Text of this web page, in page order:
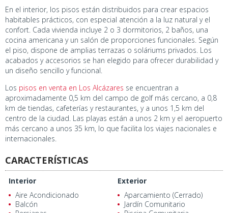
En el interior, los pisos están distribuidos para crear espacios
habitables prácticos, con especial atención a la luz natural y el
confort. Cada vivienda incluye 2 o 3 dormitorios, 2 baños, una
cocina americana y un salón de proporciones funcionales. Según
el piso, dispone de amplias terrazas o soláriums privados. Los
acabados y accesorios se han elegido para ofrecer durabilidad y
un diseño sencillo y funcional.
Los pisos en venta en Los Alcázares se encuentran a
aproximadamente 0,5 km del campo de golf más cercano, a 0,8
km de tiendas, cafeterías y restaurantes, y a unos 1,5 km del
centro de la ciudad. Las playas están a unos 2 km y el aeropuerto
más cercano a unos 35 km, lo que facilita los viajes nacionales e
internacionales.
CARACTERÍSTICAS
Interior
Aire Acondicionado
Balcón
Exterior
Aparcamiento (Cerrado)
Jardín Comunitario